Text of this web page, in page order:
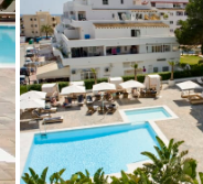
vom Hotelier, Mai 2023